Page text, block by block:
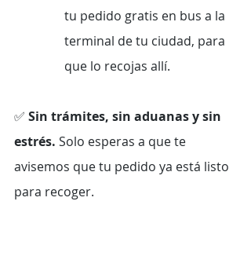
tu pedido gratis en bus a la
terminal de tu ciudad, para
que lo recojas allí.
✅ Sin trámites, sin aduanas y sin
estrés. Solo esperas a que te
avisemos que tu pedido ya está listo
para recoger.